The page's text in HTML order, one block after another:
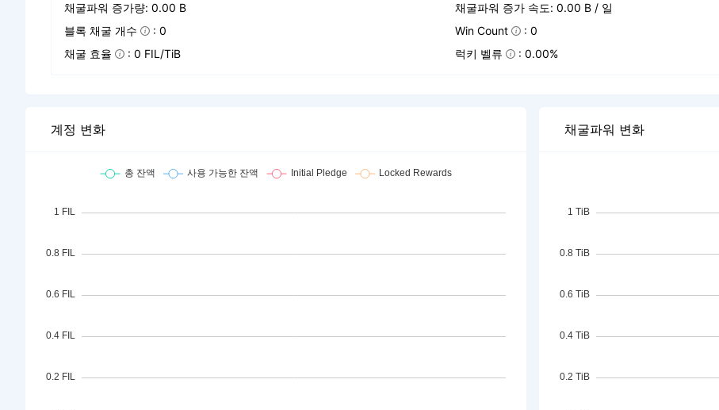
채굴파워 증가량: 0.00 B 채굴파워 증가 속도: 0.00 B / 일
블록 채굴 개수
: 0 Win Count : 0
채굴 효율
: 0 FIL/TiB 럭키 벨류 : 0.00%
계정 변화 채굴파워 변화